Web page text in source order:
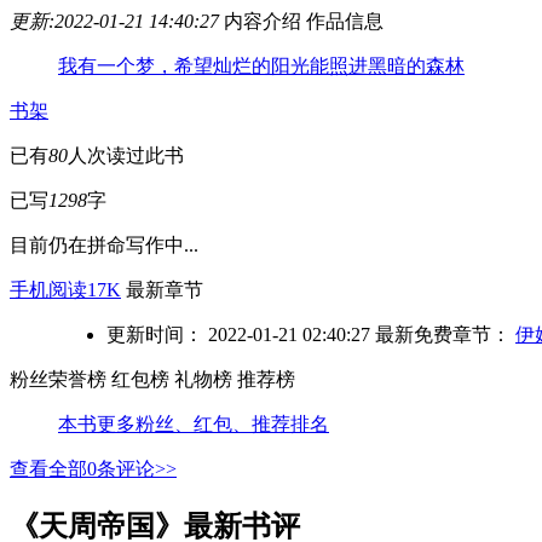
更新:2022-01-21 14:40:27 内容介绍 作品信息
我有一个梦，希望灿烂的阳光能照进黑暗的森林
书架
已有80人次读过此书
已写1298字
目前仍在拼命写作中...
手机阅读17K 最新章节
更新时间： 2022-01-21 02:40:27 最新免费章节： 伊
粉丝荣誉榜 红包榜 礼物榜 推荐榜
本书更多粉丝、红包、推荐排名
查看全部0条评论>>
《天周帝国》最新书评